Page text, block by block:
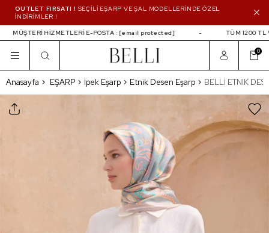
OUTLET FIRSATI ! SEÇİLİ EŞARP VE ŞAL MODELLERİNDE ÖZEL
İNDİRİMLER !
MÜŞTERİ HİZMETLERİ E-POSTA :[email protected] TÜM 1200 TL
0
BELLİ ETNIK DESEN İPEK EŞARP 4111D
Anasayfa EŞARP İpek Eşarp Etnik Desen Eşarp BELLİ ETNIK